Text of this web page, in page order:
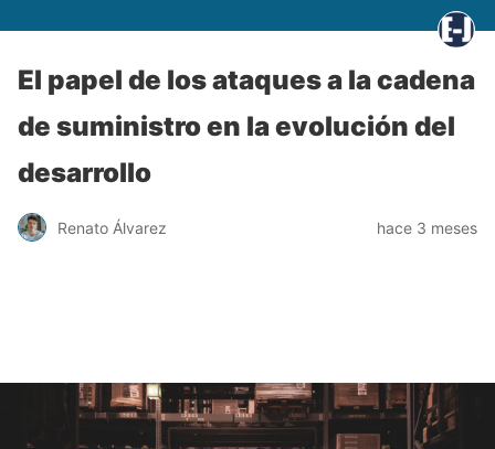
El papel de los ataques a la cadena
de suministro en la evolución del
desarrollo
Renato Álvarez hace 3 meses